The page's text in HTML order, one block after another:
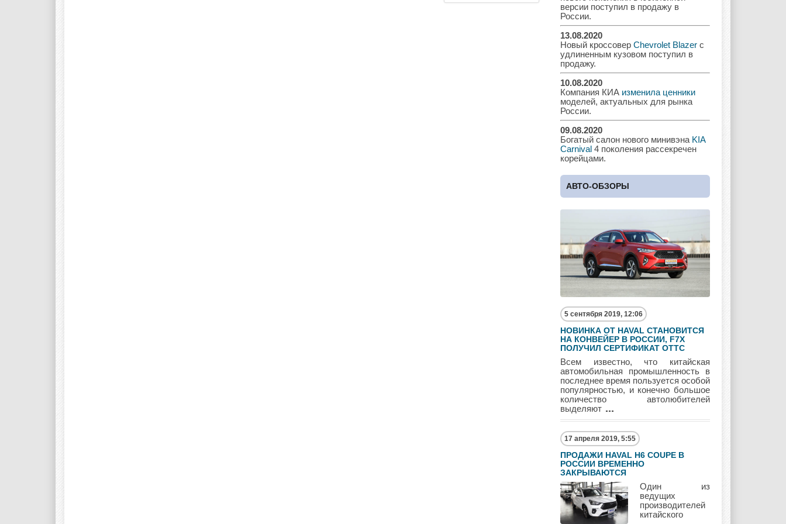
Geely Holden Honda
Hyundai Infiniti JAC
Jaguar
Lada
Lotus Lincoln Maserati
Maybach Mazda
Mercury Mini Mitsubishi
Peugeot Pontiac
версии поступил в продажу в
России.
13.08.2020
Новый кроссовер Chevrolet Blazer с
удлиненным кузовом поступил в
продажу.
10.08.2020
Компания КИА изменила ценники
моделей, актуальных для рынка
России.
09.08.2020
Богатый салон нового минивэна KIA
Carnival 4 поколения рассекречен
корейцами.
АВТО-ОБЗОРЫ
5 сентября 2019, 12:06
НОВИНКА ОТ HAVAL СТАНОВИТСЯ
НА КОНВЕЙЕР В РОССИИ, F7Х
ПОЛУЧИЛ СЕРТИФИКАТ ОТТС
Всем известно, что китайская
автомобильная промышленность в
последнее время пользуется особой
популярностью, и конечно большое
количество автолюбителей
выделяют
17 апреля 2019, 5:55
ПРОДАЖИ HAVAL H6 COUPE В
РОССИИ ВРЕМЕННО
ЗАКРЫВАЮТСЯ
Один из
ведущих
производителей
китайского